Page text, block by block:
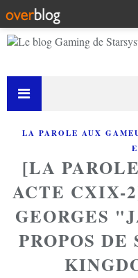
LA PAROLE AUX
[LA
ACTE CXIX-
GEORGES
PROPOS